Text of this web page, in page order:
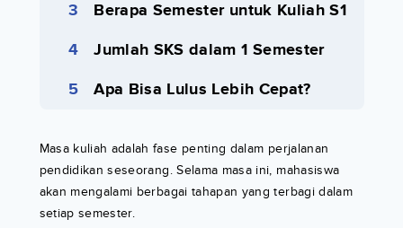
Berapa Semester untuk Kuliah S1
Jumlah SKS dalam 1 Semester
Apa Bisa Lulus Lebih Cepat?
Masa kuliah adalah fase penting dalam perjalanan
pendidikan seseorang. Selama masa ini, mahasiswa
akan mengalami berbagai tahapan yang terbagi dalam
setiap semester.